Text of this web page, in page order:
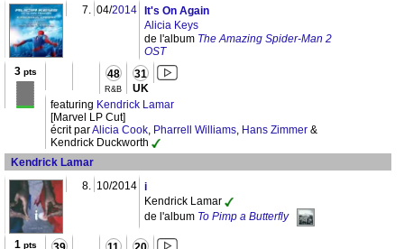
7. 04/2014
It's On Again
Alicia Keys
de l'album The Amazing Spider-Man 2
OST
3pts 48
R&B
31
UK
featuring Kendrick Lamar
[Marvel LP Cut]
écrit parAlicia Cook, Pharrell Williams, Hans Zimmer &
Kendrick Duckworth
Kendrick Lamar
8. 10/2014 i
Kendrick Lamar
de l'album To Pimp a Butterfly
1 pts